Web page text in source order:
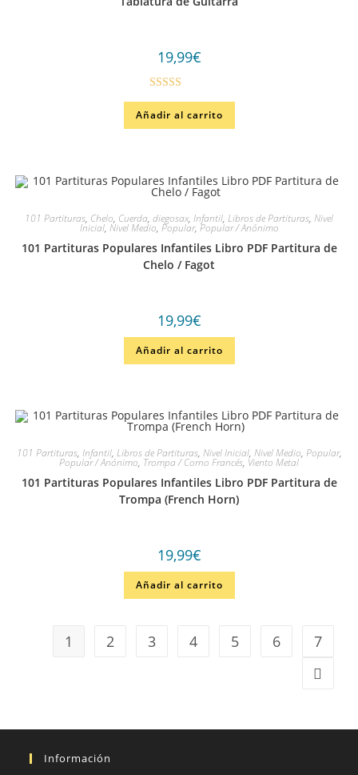
19,99€
Valorado
en4.33 de
Añadir al carrito
101 Partituras, Chelo, Cuerda, diegosax, Infantil, Libros de Partituras, Nivel
Inicial, Nivel Medio, Popular, Popular / Anónimo
101 Partituras Populares Infantiles Libro PDF Partitura de
Chelo / Fagot
19,99€
Añadir al carrito
101 Partituras, Infantil, Libros de Partituras, Nivel Inicial, Nivel Medio, Popular,
Popular / Anónimo, Trompa / Corno Francés, Viento Metal
101 Partituras Populares Infantiles Libro PDF Partitura de
Trompa (French Horn)
19,99€
Añadir al carrito
1 2 3 4 5 6 7
Información